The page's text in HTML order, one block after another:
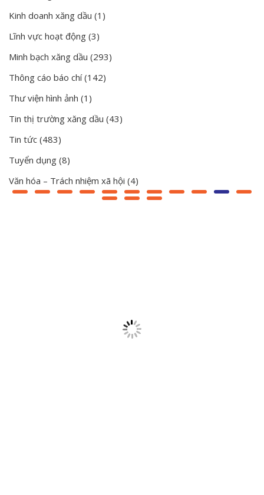
Kinh doanh xăng dầu (1)
Lĩnh vực hoạt động (3)
Minh bạch xăng dầu (293)
Thông cáo báo chí(142)
Thư viện hình ảnh (1)
Tin thị trường xăng dầu (43)
Tin tức (483)
Tuyển dụng (8)
Văn hóa – Trách nhiệm xã hội (4)